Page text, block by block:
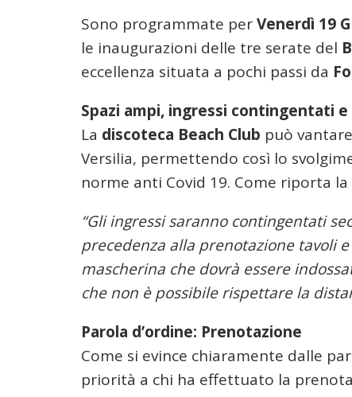
Sono programmate perVenerdì 19
le inaugurazioni delle tre serate del
eccellenza situata a pochi passi da
Spazi ampi, ingressi contingentati
La discoteca Beach Club può
Versilia, permettendo così lo
norme anti Covid 19. Come riporta
“Gli ingressi saranno contingentati
precedenza alla prenotazione tavoli
mascherina che dovrà essere
che non è possibile rispettare la
Parola d’ordine: Prenotazione
Come si evince chiaramente dalle
priorità a chi ha effettuato la